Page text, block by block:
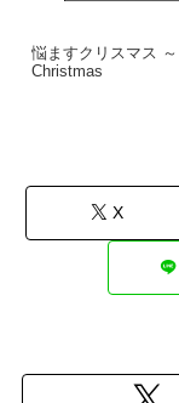
悩ますクリスマス
Christmas
X